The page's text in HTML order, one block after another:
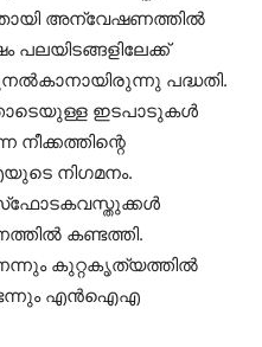
അന്വേഷണത്തില്‍
പലയിടങ്ങളിലേക്ക്
പദ്ധതി.
ഇടപാടുകള്‍
നിഗമനം.
കണ്ടത്തി.
കുറ്റകൃത്യത്തില്‍
എന്‍ഐഎ